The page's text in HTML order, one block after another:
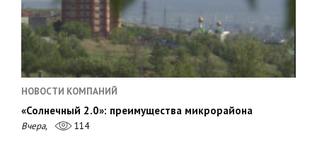
НОВОСТИ КОМПАНИЙ
«Солнечный 2.0»: преимущества микрорайона
Вчера, 114